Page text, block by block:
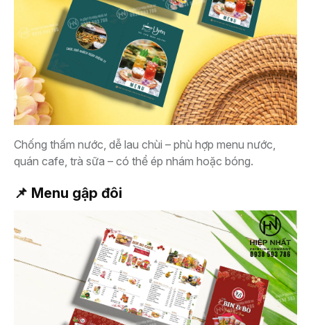
Chống thấm nước, dễ lau chùi – phù hợp menu nước,
quán cafe, trà sữa – có thể ép nhám hoặc bóng.
📌 Menu gập đôi